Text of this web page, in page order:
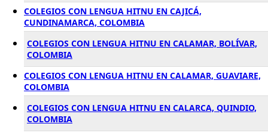
COLEGIOS CON LENGUA HITNU EN CAJICÁ,
CUNDINAMARCA, COLOMBIA
COLEGIOS CON LENGUA HITNU EN CALAMAR, BOLÍVAR,
COLOMBIA
COLEGIOS CON LENGUA HITNU EN CALAMAR, GUAVIARE,
COLOMBIA
COLEGIOS CON LENGUA HITNU EN CALARCA, QUINDIO,
COLOMBIA